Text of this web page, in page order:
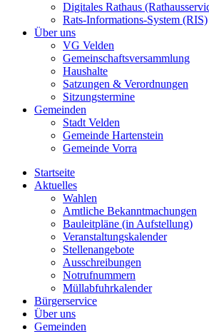
Digitales Rathaus
Rats-Informations-System (RIS)
Über uns
VG Velden
Gemeinschaftsversammlung
Haushalte
Satzungen & Verordnungen
Sitzungstermine
Gemeinden
Stadt Velden
Gemeinde Hartenstein
Gemeinde Vorra
Startseite
Aktuelles
Wahlen
Amtliche Bekanntmachungen
Bauleitpläne (in Aufstellung)
Veranstaltungskalender
Stellenangebote
Ausschreibungen
Notrufnummern
Müllabfuhrkalender
Bürgerservice
Über uns
Gemeinden